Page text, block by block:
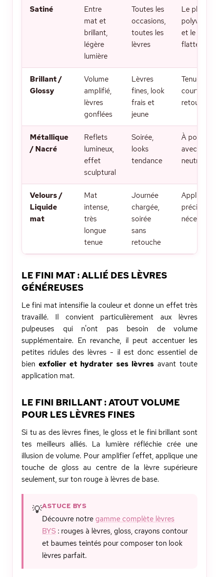
Satiné
Entre
mat et
brillant,
légère
lumière
Toutes les
occasions,
toutes les
lèvres
Le plus
polyvalent
et le plus
flatteur
Brillant /
Glossy
Volume
amplifié,
lèvres
gonflées
Lèvres
fines, look
frais et
jeune
Tenue plus
courte, à
retoucher
Métallique
/ Nacré
Reflets
lumineux,
effet
sculptural
Soirée,
looks
tendance
À porter
avec un œil
neutre
Velours /
Liquide
mat
Mat
intense,
très
longue
tenue
Journée
chargée,
soirée
sans
retouche
Application
précise
nécessaire
LE FINI MAT : ALLIÉ DES LÈVRES
GÉNÉREUSES
Le fini mat intensifie la couleur et donne un effet très
travaillé. Il convient particulièrement aux lèvres
pulpeuses qui n'ont pas besoin de volume
supplémentaire. En revanche, il peut accentuer les
petites ridules des lèvres - il est donc essentiel de
bienexfolier et hydrater ses lèvresavant toute
application mat.
LE FINI BRILLANT : ATOUT VOLUME
POUR LES LÈVRES FINES
Si tu as des lèvres fines, le gloss et le fini brillant sont
tes meilleurs alliés. La lumière réfléchie crée une
illusion de volume. Pour amplifier l'effet, applique une
touche de gloss au centre de la lèvre supérieure
seulement, sur ton rouge à lèvres de base.
💡ASTUCE BYS
Découvre notre gamme complète lèvres
BYS : rouges à lèvres, gloss, crayons contour
et baumes teintés pour composer ton look
lèvres parfait.